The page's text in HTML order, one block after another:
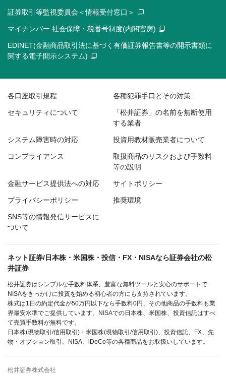
証券取引等監視委員会＜情報受付窓口＞
マイナンバー 社会保障・税番号制度(内閣官房)
EDINET(金融商品取引法に基づく有価証券報告書等の開示書類に
関する電子開示システム)
各口座取引規程 各種犯罪手口とその対策
セキュリティについて
「松井証券」の名前を無断使用
する業者
システム障害時の対応 投資用教材販売業者について
コンプライアンス
取扱商品のリスクおよび手数料
等の説明
金融サービス提供法への対応 サイトポリシー
プライバシーポリシー 推奨環境
SNS等の情報発信サービスに
ついて
ネット証券/日本株・米国株・投信・FX・NISAなら証券会社の松
井証券
松井証券はシンプルな手数料体系、豊富な無料ツールと安心のサポートで
NISAをきっかけに投資を始める初心者の方にも支持されています。
株式は1日の約定代金が50万円以下なら手数料0円、その他商品の手数料も業
界最安水準でご提供しています。NISAでの日本株、米国株、投資信託はすべ
て売買手数料が無料です。
日本株(現物取引/信用取引)・米国株(現物取引/信用取引)、投資信託、FX、先
物・オプション取引、NISA、iDeCo等の各種商品をお取扱いしています。
松井証券株式会社